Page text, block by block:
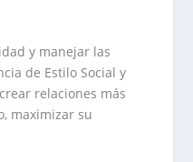
y manejar las
de Estilo Social y
relaciones más
maximizar su